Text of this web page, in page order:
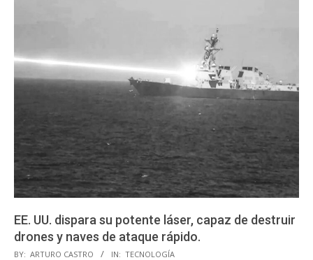
EE. UU. dispara su potente láser, capaz de destruir
drones y naves de ataque rápido.
2025-
BY: ARTURO CASTRO IN: TECNOLOGÍA